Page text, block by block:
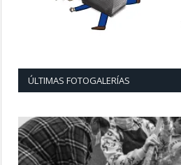
ÚLTIMAS FOTOGALERÍAS